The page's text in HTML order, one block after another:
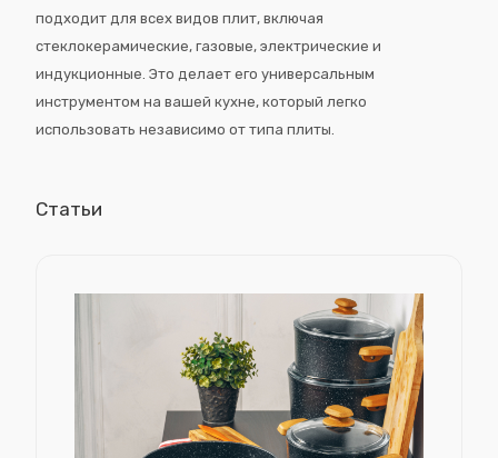
подходит для всех видов плит, включая
стеклокерамические, газовые, электрические и
индукционные. Это делает его универсальным
инструментом на вашей кухне, который легко
использовать независимо от типа плиты.
Статьи